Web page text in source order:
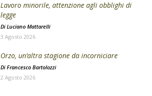
Lavoro minorile, attenzione agli obblighi di
legge
Di Luciano Mattarelli
3 Agosto 2026
Orzo, un’altra stagione da incorniciare
Di Francesco Bartolozzi
2 Agosto 2026